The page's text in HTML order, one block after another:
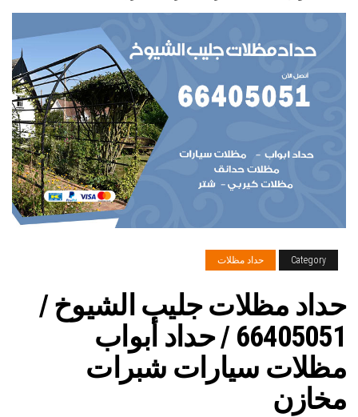
Category حداد مظلات
حداد مظلات جليب الشيوخ /
66405051 / حداد أبواب
مظلات سيارات شبرات
مخازن